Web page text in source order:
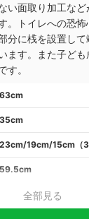
い面取り加工な
。トイレへの恐
分に桟を設置して
ます。また子ど
す。
63cm
35cm
23cm/19cm/15cm（3
59.5cm
全部見る